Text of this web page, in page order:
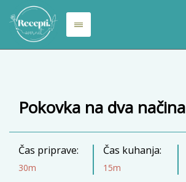
Pokovka na dva načina
Čas priprave:
30m
Čas kuhanja:
15m